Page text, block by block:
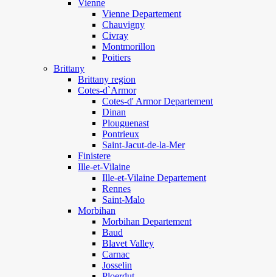
Vienne
Vienne Departement
Chauvigny
Civray
Montmorillon
Poitiers
Brittany
Brittany region
Cotes-d`Armor
Cotes-d' Armor Departement
Dinan
Plouguenast
Pontrieux
Saint-Jacut-de-la-Mer
Finistere
Ille-et-Vilaine
Ille-et-Vilaine Departement
Rennes
Saint-Malo
Morbihan
Morbihan Departement
Baud
Blavet Valley
Carnac
Josselin